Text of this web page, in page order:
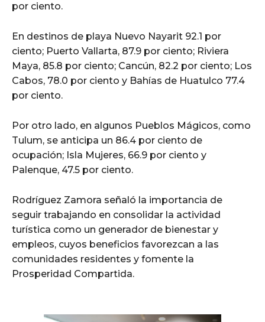
por ciento.
En destinos de playa Nuevo Nayarit 92.1 por
ciento; Puerto Vallarta, 87.9 por ciento; Riviera
Maya, 85.8 por ciento; Cancún, 82.2 por ciento; Los
Cabos, 78.0 por ciento y Bahías de Huatulco 77.4
por ciento.
Por otro lado, en algunos Pueblos Mágicos, como
Tulum, se anticipa un 86.4 por ciento de
ocupación; Isla Mujeres, 66.9 por ciento y
Palenque, 47.5 por ciento.
Rodríguez Zamora señaló la importancia de
seguir trabajando en consolidar la actividad
turística como un generador de bienestar y
empleos, cuyos beneficios favorezcan a las
comunidades residentes y fomente la
Prosperidad Compartida.